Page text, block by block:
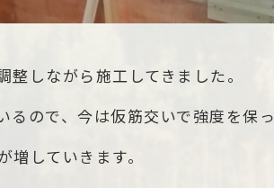
しながら施工してきました。
ので、今は仮筋交いで強度を保っ
増していきます。